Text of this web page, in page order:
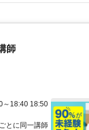
師
～18:40 18:50
とに同一講師